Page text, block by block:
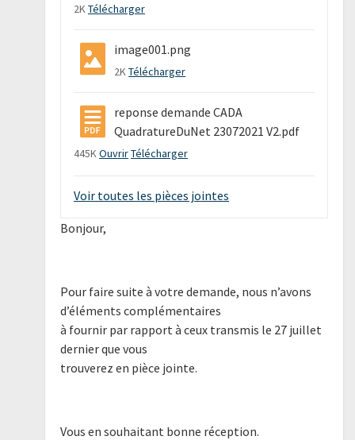
2KTélécharger
image001.png
2KTélécharger
reponse demande CADA
QuadratureDuNet 23072021 V2.pdf
445KOuvrirTélécharger
Voir toutes les pièces jointes
Bonjour,
Pour faire suite à votre demande, nous n’avons
d’éléments complémentaires
à fournir par rapport à ceux transmis le 27 juillet
dernier que vous
trouverez en pièce jointe.
Vous en souhaitant bonne réception.